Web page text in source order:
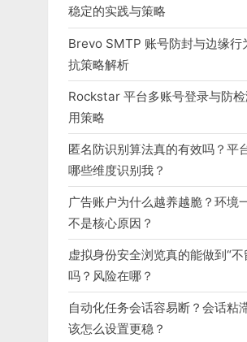
稳定的实践与策略
Brevo SMTP 账号防封与边缘行
抗策略解析
Rockstar 平台多账号登录与防检
用策略
匿名防识别算法真的有效吗？平
哪些维度识别我？
广告账户为什么越养越脆？环境
不是核心原因？
虚拟身份安全浏览真的能做到“不
吗？风险在哪？
自动化任务会话容易断？会话粘
该怎么设置更稳？